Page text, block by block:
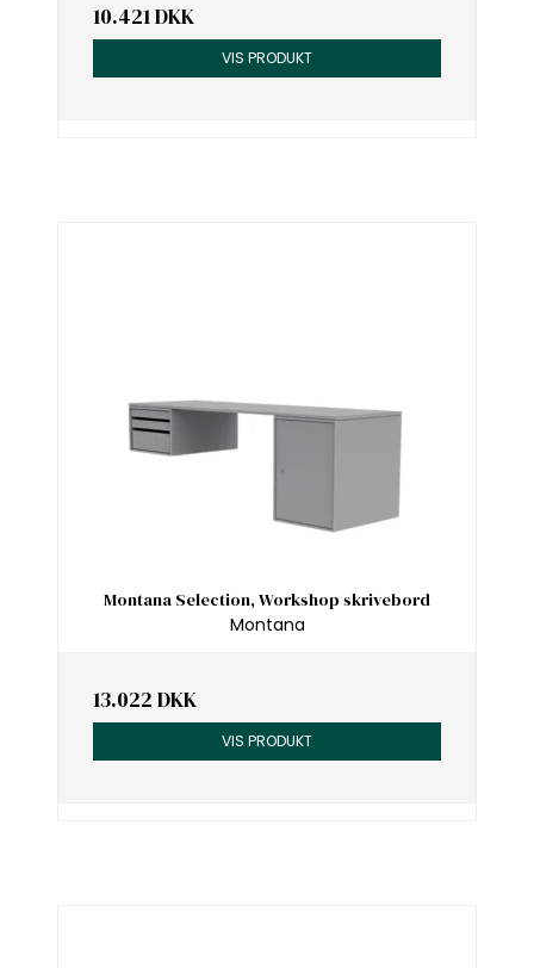
10.421 DKK
VIS PRODUKT
Montana Selection, Workshop skrivebord
Montana
13.022 DKK
VIS PRODUKT